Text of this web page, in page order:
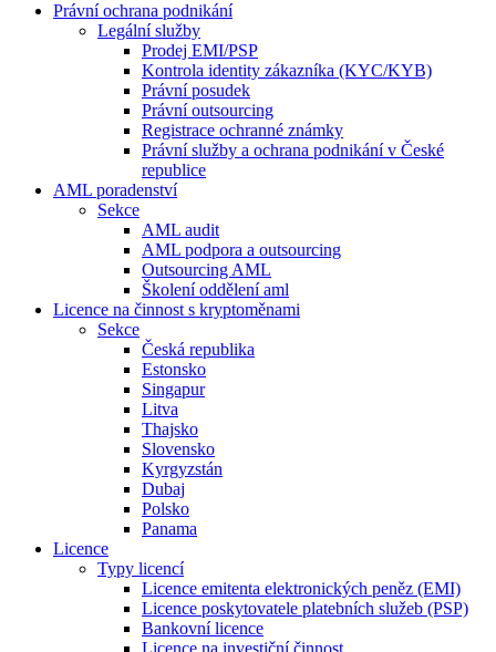
Právní ochrana podnikání
Legální služby
Prodej EMI/PSP
Kontrola identity zákazníka (KYC/KYB)
Právní posudek
Právní outsourcing
Registrace ochranné známky
Právní služby a ochrana podnikání v České
republice
AML poradenství
Sekce
AML audit
AML podpora a outsourcing
Outsourcing AML
Školení oddělení aml
Licence na činnost s kryptoměnami
Sekce
Česká republika
Estonsko
Singapur
Litva
Thajsko
Slovensko
Kyrgyzstán
Dubaj
Polsko
Panama
Licence
Typy licencí
Licence emitenta elektronických peněz (EMI)
Licence poskytovatele platebních služeb (PSP)
Bankovní licence
Licence na investiční činnost